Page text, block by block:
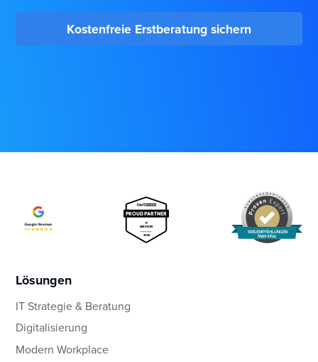
Kostenfreie Erstberatung sichern
100% EMPFEHLUNGEN
Mehr Infos
Lösungen
IT Strategie & Beratung
Digitalisierung
Modern Workplace